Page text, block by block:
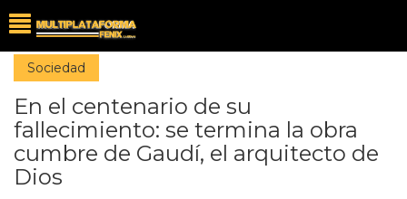
Sociedad
En el centenario de su
fallecimiento: se termina la obra
cumbre de Gaudí, el arquitecto de
Dios